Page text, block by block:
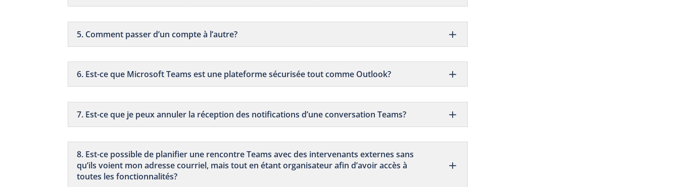
5. Comment passer d’un compte à l’autre?
6. Est-ce que Microsoft Teams est une plateforme sécurisée tout comme Outlook?
7. Est-ce que je peux annuler la réception des notifications d’une conversation Teams?
8. Est-ce possible de planifier une rencontre Teams avec des intervenants externes sans
qu’ils voient mon adresse courriel, mais tout en étant organisateur afin d’avoir accès à
toutes les fonctionnalités?